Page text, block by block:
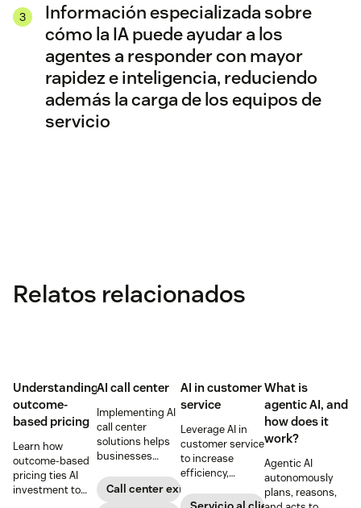
Información especializada sobre
cómo la IA puede ayudar a los
agentes a responder con mayor
rapidez e inteligencia, reduciendo
además la carga de los equipos de
servicio
Relatos relacionados
Understanding
outcome-
based pricing
Learn how
outcome-based
pricing ties AI
investment to
AI call center
Implementing AI
call center
solutions helps
businesses
customer
satisfaction,
Call center exitoso
AI in customer
service
Leverage AI in
customer service
to increase
efficiency,
operational
What is
agentic AI, and
how does it
work?
Agentic AI
autonomously
plans, reasons,